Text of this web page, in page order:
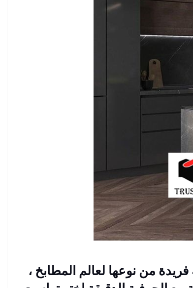
من نوعها لعالم المطابخ ،